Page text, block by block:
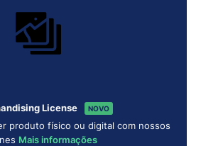
License NOVO
produto físico ou digital com nossos
Mais informações